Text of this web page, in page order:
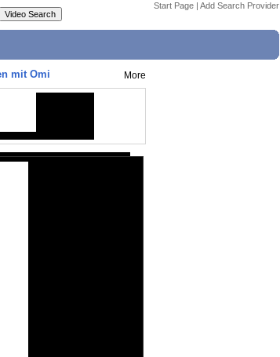
Start Page | Add Search Provider
mit Omi More